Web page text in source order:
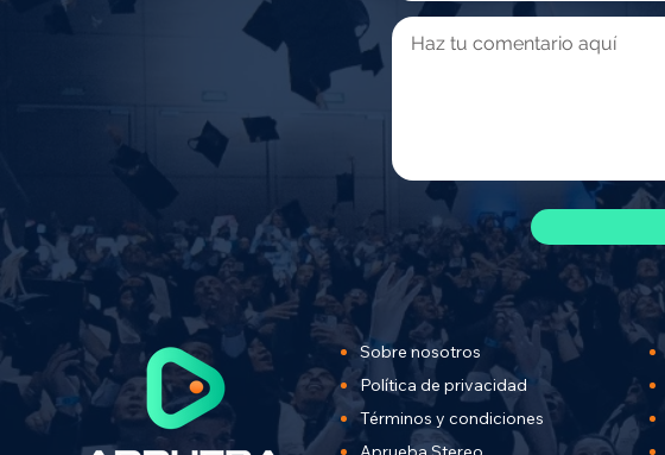
Sobre nosotros
Política de privacidad
Términos y condiciones